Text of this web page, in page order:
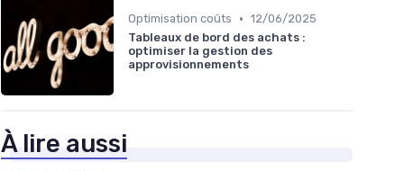
Optimisation coûts • 12/06/2025
Tableaux de bord des achats :
optimiser la gestion des
approvisionnements
À lire aussi